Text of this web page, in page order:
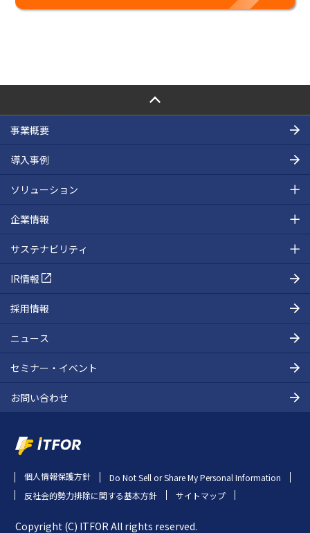
PAGE TOP
事業概要
導入事例
ソリューション
企業情報
サステナビリティ
IR情報
採用情報
ニュース
セミナー・イベント
お問い合わせ
個人情報保護方針
Do Not Sell or Share My Personal Information
反社会的勢力排除に関する基本方針
サイトマップ
Copyright (C) ITFOR All rights reserved.